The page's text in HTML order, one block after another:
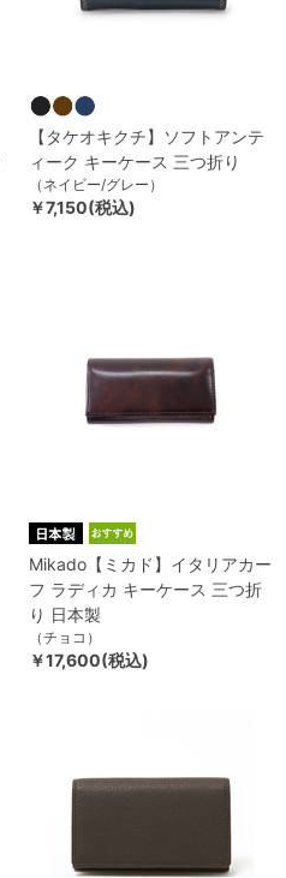
【タケオキクチ】ソフトアンテ
ィーク キーケース 三つ折り
（ネイビー/グレー）
￥7,150(税込)
Mikado【ミカド】イタリアカー
フ ラディカ キーケース 三つ折
り 日本製
（チョコ）
￥17,600(税込)